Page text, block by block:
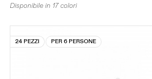
Disponibile in 17 colori
24 PEZZI PER 6 PERSONE